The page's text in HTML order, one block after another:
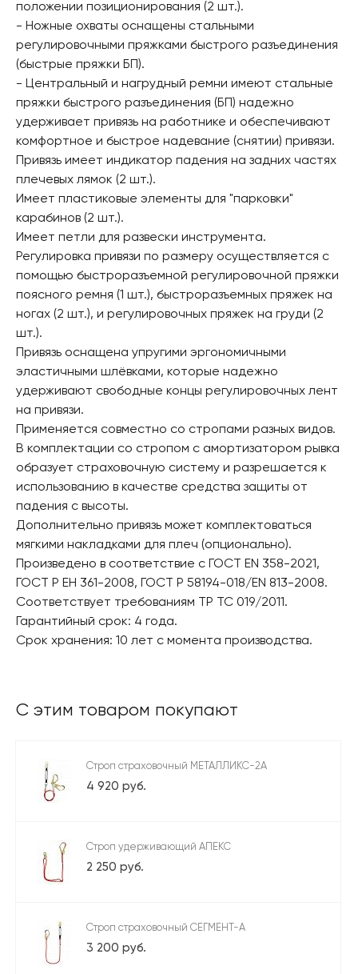
положении позиционирования (2 шт.).
- Ножные охваты оснащены стальными
регулировочными пряжками быстрого разъединения
(быстрые пряжки БП).
- Центральный и нагрудный ремни имеют стальные
пряжки быстрого разъединения (БП) надежно
удерживает привязь на работнике и обеспечивают
комфортное и быстрое надевание (снятии) привязи.
Привязь имеет индикатор падения на задних частях
плечевых лямок (2 шт.).
Имеет пластиковые элементы для "парковки"
карабинов (2 шт.).
Имеет петли для развески инструмента.
Регулировка привязи по размеру осуществляется с
помощью быстроразъемной регулировочной пряжки
поясного ремня (1 шт.), быстроразъемных пряжек на
ногах (2 шт.), и регулировочных пряжек на груди (2
шт.).
Привязь оснащена упругими эргономичными
эластичными шлёвками, которые надежно
удерживают свободные концы регулировочных лент
на привязи.
Применяется совместно со стропами разных видов.
В комплектации со стропом с амортизатором рывка
образует страховочную систему и разрешается к
использованию в качестве средства защиты от
падения с высоты.
Дополнительно привязь может комплектоваться
мягкими накладками для плеч (опционально).
Произведено в соответствие с ГОСТ EN 358-2021,
ГОСТ Р ЕН 361-2008, ГОСТ Р 58194-018/EN 813-2008.
Соответствует требованиям ТР ТС 019/2011.
Гарантийный срок: 4 года.
Срок хранения: 10 лет с момента производства.
С этим товаром покупают
Строп страховочный МЕТАЛЛИКС-2А
4 920 руб.
Строп удерживающий АПЕКС
2 250 руб.
Строп страховочный СЕГМЕНТ-А
3 200 руб.